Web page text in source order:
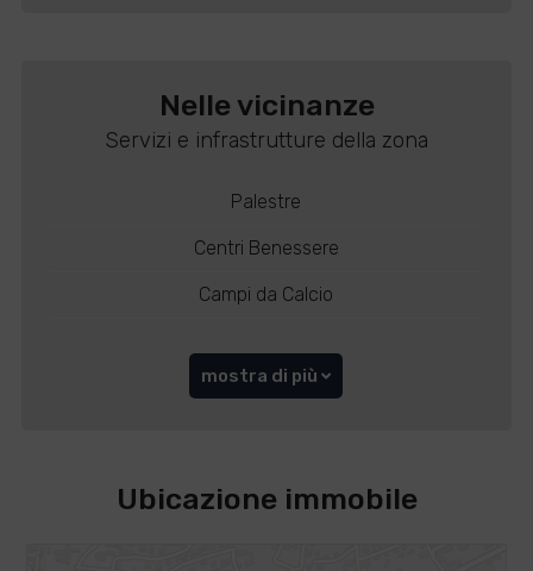
Nelle vicinanze
Servizi e infrastrutture della zona
Palestre
Centri Benessere
Campi da Calcio
mostra di più
Ubicazione immobile